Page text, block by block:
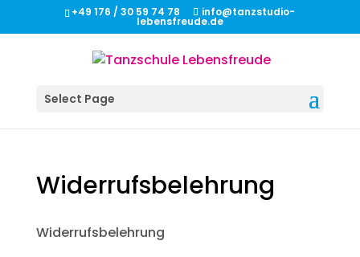
+49 176 / 30 59 74 78 info@tanzstudio-
lebensfreude.de
Select Page
Widerrufsbelehrung
Widerrufsbelehrung